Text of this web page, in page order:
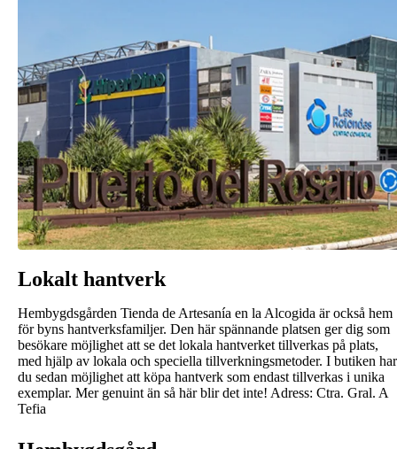
Lokalt hantverk
Hembygdsgården Tienda de Artesanía en la Alcogida är också hem
för byns hantverksfamiljer. Den här spännande platsen ger dig som
besökare möjlighet att se det lokala hantverket tillverkas på plats,
med hjälp av lokala och speciella tillverkningsmetoder. I butiken har
du sedan möjlighet att köpa hantverk som endast tillverkas i unika
exemplar. Mer genuint än så här blir det inte! Adress: Ctra. Gral. A
Tefia